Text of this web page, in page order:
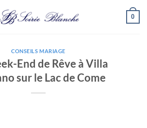
0
CONSEILS MARIAGE
End de Rêve à Villa
sur le Lac de Come